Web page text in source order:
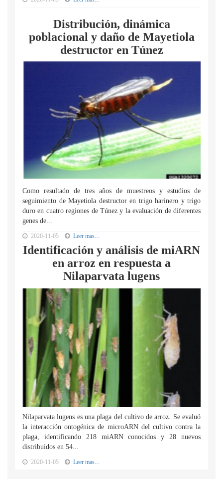
Distribución, dinámica
poblacional y daño de Mayetiola
destructor en Túnez
Como resultado de tres años de muestreos y estudios de
seguimiento de Mayetiola destructor en trigo harinero y trigo
duro en cuatro regiones de Túnez y la evaluación de diferentes
genes de...
2020-11-05 Leer mas...
Identificación y análisis de miARN
en arroz en respuesta a
Nilaparvata lugens
Nilaparvata lugens es una plaga del cultivo de arroz. Se evaluó
la interacción ontogénica de microARN del cultivo contra la
plaga, identificando 218 miARN conocidos y 28 nuevos
distribuidos en 54...
2020-11-05 Leer mas...